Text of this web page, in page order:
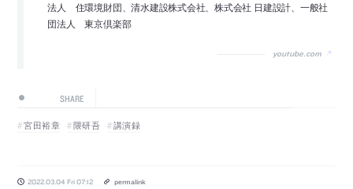
法人 住環境財団、清水建設株式会社、株式会社 日建設計、一般社
団法人 東京倶楽部
youtube.com
SHARE
宮田裕章 隈研吾 講演録
2022.03.04 Fri 07:12 permalink